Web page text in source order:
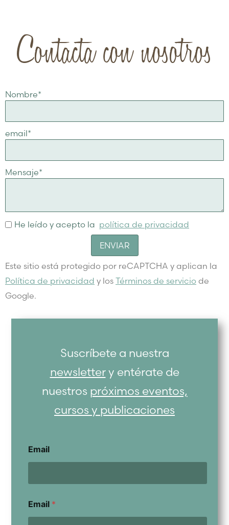
Contacta con nosotros
Nombre*
email*
Mensaje*
He leído y acepto la política de privacidad
ENVIAR
Este sitio está protegido por reCAPTCHA y aplican la
Política de privacidad y los Términos de servicio de
Google.
Suscríbete a nuestra
newslettery entérate de
nuestros próximos eventos,
cursos y publicaciones
Email
Email *